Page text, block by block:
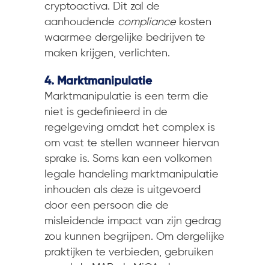
cryptoactiva. Dit zal de
aanhoudende compliancekosten
waarmee dergelijke bedrijven te
maken krijgen, verlichten.
4. Marktmanipulatie
Marktmanipulatie is een term die
niet is gedefinieerd in de
regelgeving omdat het complex is
om vast te stellen wanneer hiervan
sprake is. Soms kan een volkomen
legale handeling marktmanipulatie
inhouden als deze is uitgevoerd
door een persoon die de
misleidende impact van zijn gedrag
zou kunnen begrijpen. Om dergelijke
praktijken te verbieden, gebruiken